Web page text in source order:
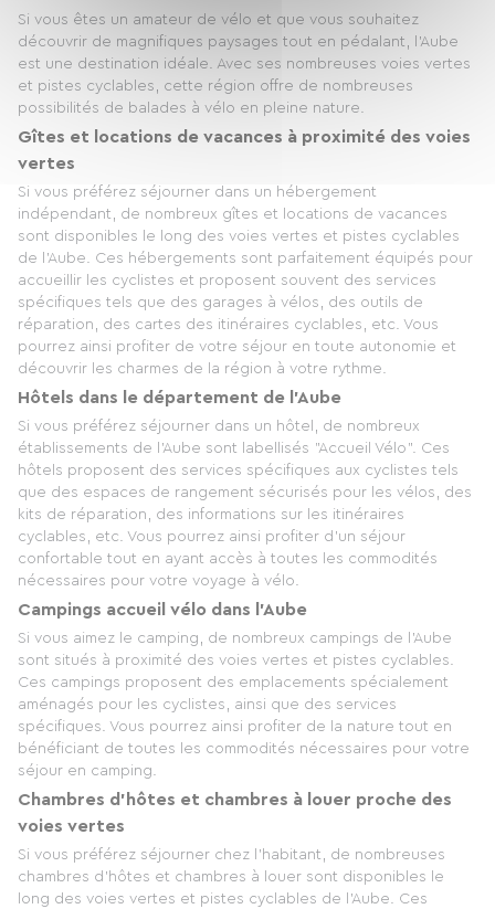
Si vous êtes un amateur de vélo et que vous souhaitez
découvrir de magnifiques paysages tout en pédalant, l'Aube
est une destination idéale. Avec ses nombreuses voies vertes
et pistes cyclables, cette région offre de nombreuses
possibilités de balades à vélo en pleine nature.
Gîtes et locations de vacances à proximité des voies
vertes
Si vous préférez séjourner dans un hébergement
indépendant, de nombreux gîtes et locations de vacances
sont disponibles le long des voies vertes et pistes cyclables
de l'Aube. Ces hébergements sont parfaitement équipés pour
accueillir les cyclistes et proposent souvent des services
spécifiques tels que des garages à vélos, des outils de
réparation, des cartes des itinéraires cyclables, etc. Vous
pourrez ainsi profiter de votre séjour en toute autonomie et
découvrir les charmes de la région à votre rythme.
Hôtels dans le département de l'Aube
Si vous préférez séjourner dans un hôtel, de nombreux
établissements de l'Aube sont labellisés "Accueil Vélo". Ces
hôtels proposent des services spécifiques aux cyclistes tels
que des espaces de rangement sécurisés pour les vélos, des
kits de réparation, des informations sur les itinéraires
cyclables, etc. Vous pourrez ainsi profiter d'un séjour
confortable tout en ayant accès à toutes les commodités
nécessaires pour votre voyage à vélo.
Campings accueil vélo dans l'Aube
Si vous aimez le camping, de nombreux campings de l'Aube
sont situés à proximité des voies vertes et pistes cyclables.
Ces campings proposent des emplacements spécialement
aménagés pour les cyclistes, ainsi que des services
spécifiques. Vous pourrez ainsi profiter de la nature tout en
bénéficiant de toutes les commodités nécessaires pour votre
séjour en camping.
Chambres d'hôtes et chambres à louer proche des
voies vertes
Si vous préférez séjourner chez l'habitant, de nombreuses
chambres d'hôtes et chambres à louer sont disponibles le
long des voies vertes et pistes cyclables de l'Aube. Ces